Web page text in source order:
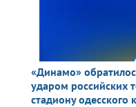
«Динамо»
ударом российских
стадиону одесского